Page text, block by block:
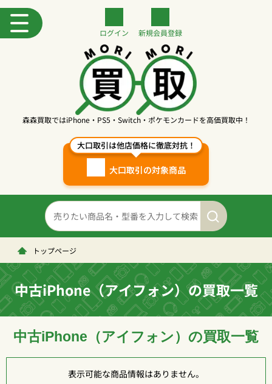
森森買取ではiPhone・PS5・Switch・ポケモンカードを高価買取中！
ログイン 新規会員登録
大口取引は他店価格に徹底対抗！
大口取引の対象商品
トップページ
中古iPhone（アイフォン）の買取一覧
中古iPhone（アイフォン）の買取一覧
表示可能な商品情報はありません。